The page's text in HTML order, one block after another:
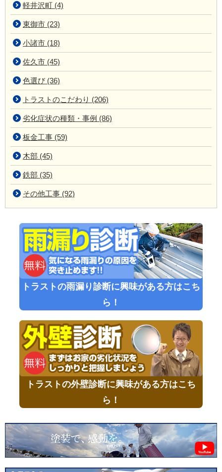
軽井沢町 (4)
東御市 (23)
小諸市 (18)
佐久市 (45)
色選び (36)
トラストのこだわり (206)
劣化症状の種類・事例 (86)
板金工事 (59)
木部 (45)
鉄部 (35)
その他工事 (92)
トラストの雨漏り診断に興味がある方はこち
ら！
トラストの外壁診断に興味がある方はこち
ら！